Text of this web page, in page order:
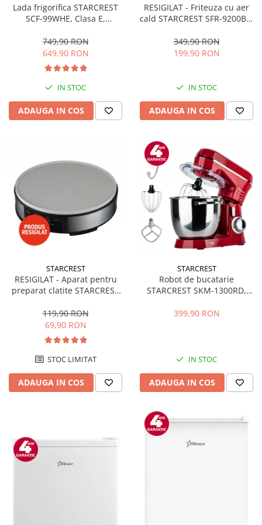
Lada frigorifica STARCREST
SCF-99WHE, Clasa E,
convertibil - functie frigider,
Termostat reglabil, Alb
749,90 RON
649,90 RON
IN STOC
ADAUGA IN COS
RESIGILAT - Friteuza cu aer
cald STARCREST SFR-9200BK,
Termostat 80 - 200 °C, 8
programe predefinite, Negru
349,90 RON
199,90 RON
IN STOC
ADAUGA IN COS
STARCREST
RESIGILAT - Aparat pentru
preparat clatite STARCREST
invelis ceramic antiaderent,
30 cm, Inox / Negru
119,90 RON
69,90 RON
STOC LIMITAT
ADAUGA IN COS
STARCREST
Robot de bucatarie
STARCREST SKM-1300RD,
Accesorii, 10 Viteze + Pulse,
399,90 RON
IN STOC
ADAUGA IN COS